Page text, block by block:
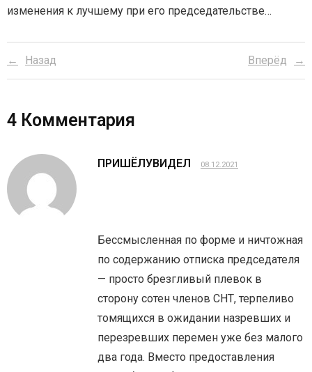
изменения к лучшему при его председательстве…
Назад Вперёд
4 Комментария
ПРИШЁЛУВИДЕЛ 08.12.2021
Бессмысленная по форме и ничтожная
по содержанию отписка председателя
— просто брезгливый плевок в
сторону сотен членов СНТ, терпеливо
томящихся в ожидании назревших и
перезревших перемен уже без малого
два года. Вместо предоставления